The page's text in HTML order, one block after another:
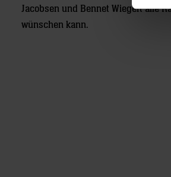
Jacobsen und Bennet Wiegert alle
wünschen kann.